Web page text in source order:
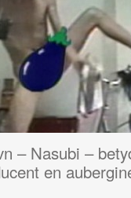
– Nasubi –
en